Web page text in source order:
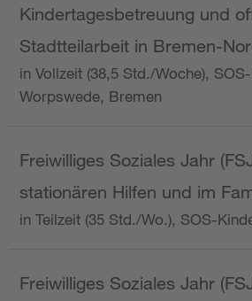
Kindertagesbetreuung und
Stadtteilarbeit in Bremen-
in Vollzeit (38,5 Std./Woche),
Worpswede, Bremen
Freiwilliges Soziales Jahr
stationären Hilfen und im
in Teilzeit (35 Std./Wo.), SOS-
Freiwilliges Soziales Jahr